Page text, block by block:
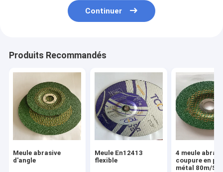
Continuer
Produits Recommandés
Meule abrasive
d'angle
Meule En12413
flexible
4 meule
coupure en
métal 80m/S